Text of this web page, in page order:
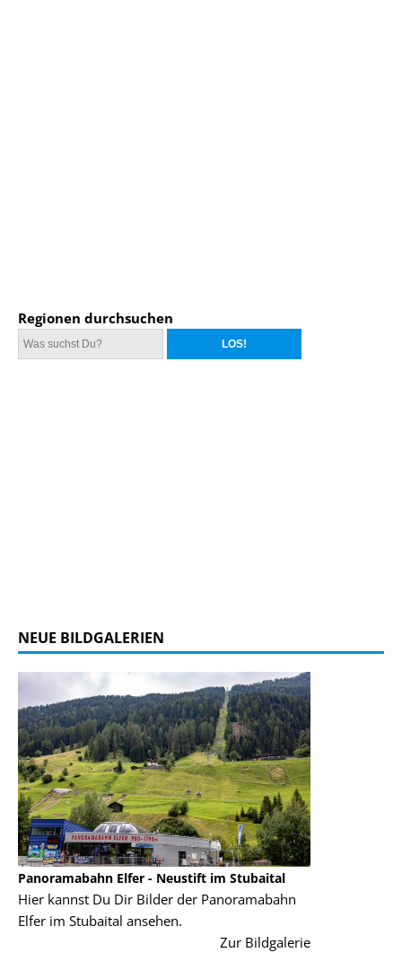
Regionen durchsuchen
NEUE BILDGALERIEN
im Stubaital
Panoramabahn
Muttereralmbahn - Mutters - Region
Schau Dir hier Bilder der
Mutters bei Innsbruck an.